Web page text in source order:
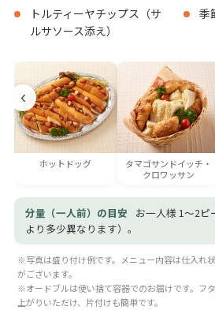
トルティーヤチップス（サ
ルサソース添え）
季
‹
ホットドッグ
タマゴサンドイッチ・
クロワッサン
分量（一人前）の目安
お一人様 1〜2ピ
より多少異なります）。
※写真は盛り付け例です。メニュー内容は仕入れ
がございます。
※オードブルは使い捨て容器でのお届けです。フ
上がりいただけ、片付けも簡単です。